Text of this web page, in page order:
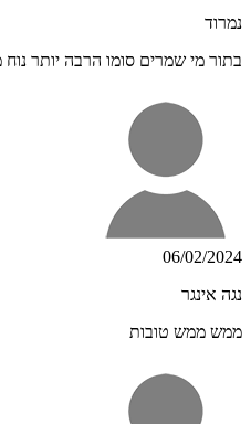
נמרוד
בתור מי שמרים סומו הרבה יותר
06/02/2024
נגה אינגר
ממש ממש טובות